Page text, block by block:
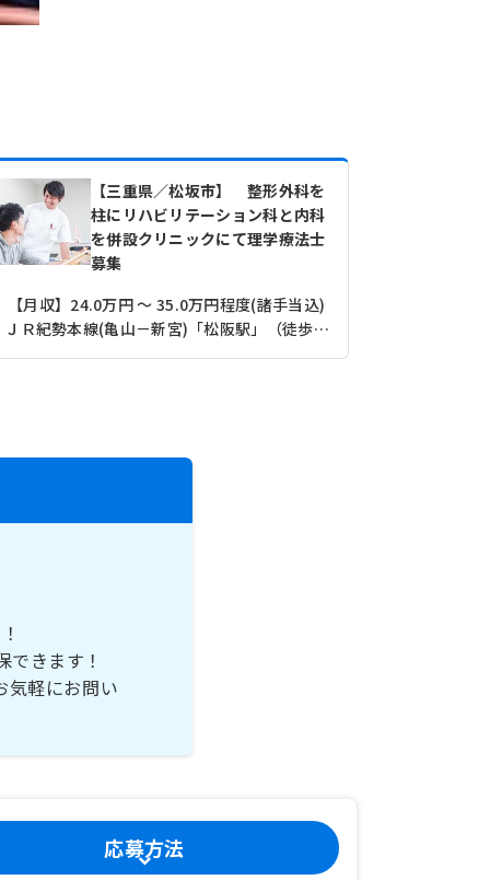
【三重県／松坂市】 整形外科を
柱にリハビリテーション科と内科
を併設クリニックにて理学療法士
募集
【月収】24.0万円 ～ 35.0万円程度(諸手当込)
ＪＲ紀勢本線(亀山－新宮)「松阪駅」（徒歩14分）
きます！
気軽にお問い
応募方法